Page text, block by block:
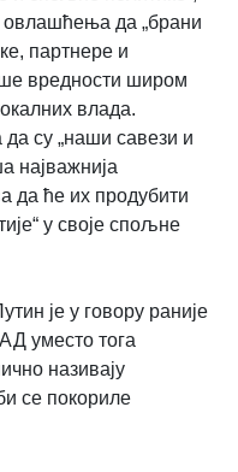
да „брани
партнере и
вредности широм
влада.
су „наши савези и
најважнија
да ће их продубити
у своје спољне
је у говору раније
уместо тога
називају
се покориле